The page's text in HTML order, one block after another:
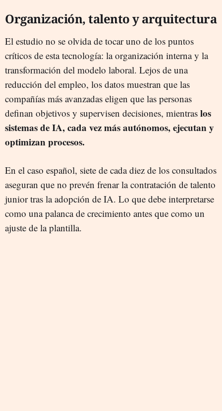
Organización, talento y arquitectura
El estudio no se olvida de tocar uno de los puntos
críticos de esta tecnología: la organización interna y la
transformación del modelo laboral. Lejos de una
reducción del empleo, los datos muestran que las
compañías más avanzadas eligen que las personas
definan objetivos y supervisen decisiones, mientras los
sistemas de IA, cada vez más autónomos, ejecutan y
optimizan procesos.
En el caso español, siete de cada diez de los consultados
aseguran que no prevén frenar la contratación de talento
junior tras la adopción de IA. Lo que debe interpretarse
como una palanca de crecimiento antes que como un
ajuste de la plantilla.